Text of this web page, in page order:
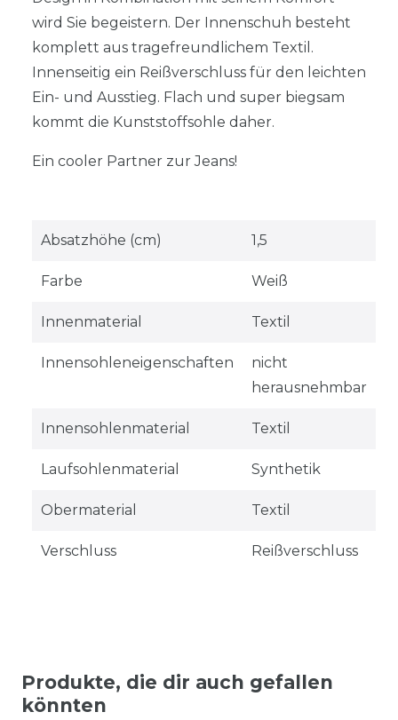
wird Sie begeistern. Der Innenschuh besteht
komplett aus tragefreundlichem Textil.
Innenseitig ein Reißverschluss für den leichten
Ein- und Ausstieg. Flach und super biegsam
kommt die Kunststoffsohle daher.
Ein cooler Partner zur Jeans!
Absatzhöhe (cm) 1,5
Farbe Weiß
Innenmaterial Textil
Innensohleneigenschaften
nicht
herausnehmbar
Innensohlenmaterial Textil
Laufsohlenmaterial Synthetik
Obermaterial Textil
Verschluss Reißverschluss
Produkte, die dir auch gefallen
könnten